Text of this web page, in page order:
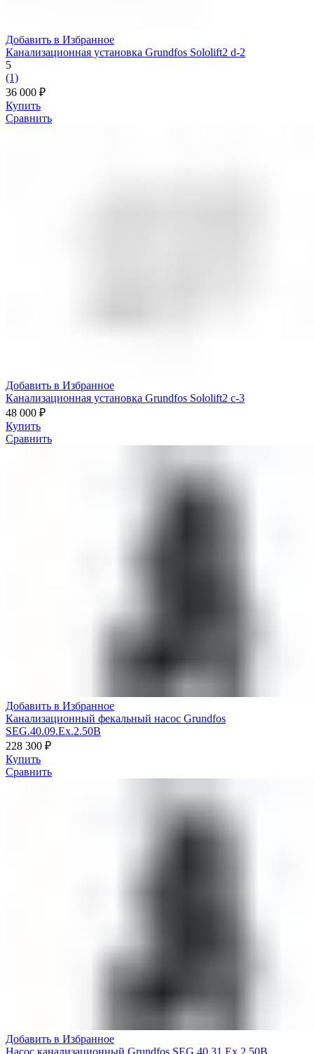
Добавить в Избранное
Канализационная установка Grundfos Sololift2 d-2
5
(1)
36 000 ₽
Купить
Сравнить
Добавить в Избранное
Канализационная установка Grundfos Sololift2 c-3
48 000 ₽
Купить
Сравнить
Добавить в Избранное
Канализационный фекальный насос Grundfos
SEG.40.09.Ex.2.50B
228 300 ₽
Купить
Сравнить
Добавить в Избранное
Насос канализационный Grundfos SEG 40.31.Ex.2.50B